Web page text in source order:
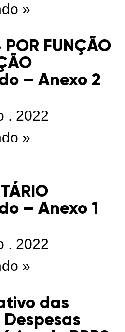
»
POR FUNÇÃO
– Anexo 2
. 2022
»
– Anexo 1
. 2022
»
das